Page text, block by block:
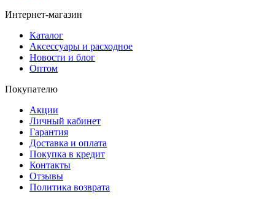
Интернет-магазин
Каталог
Аксессуары и расходное
Новости и блог
Оптом
Покупателю
Акции
Личный кабинет
Гарантия
Доставка и оплата
Покупка в кредит
Контакты
Отзывы
Политика возврата